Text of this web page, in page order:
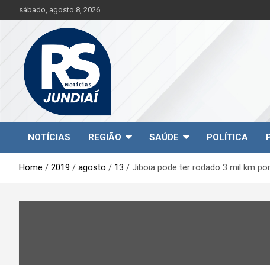
k
t
sábado, agosto 8, 2026
RS Notícias Jundiaí
Jundiaí e região na palma da sua mão!
NOTÍCIAS
REGIÃO SAÚDE POLÍTICA
Home 2019 agosto 13 Jiboia pode ter rodado 3 mil km